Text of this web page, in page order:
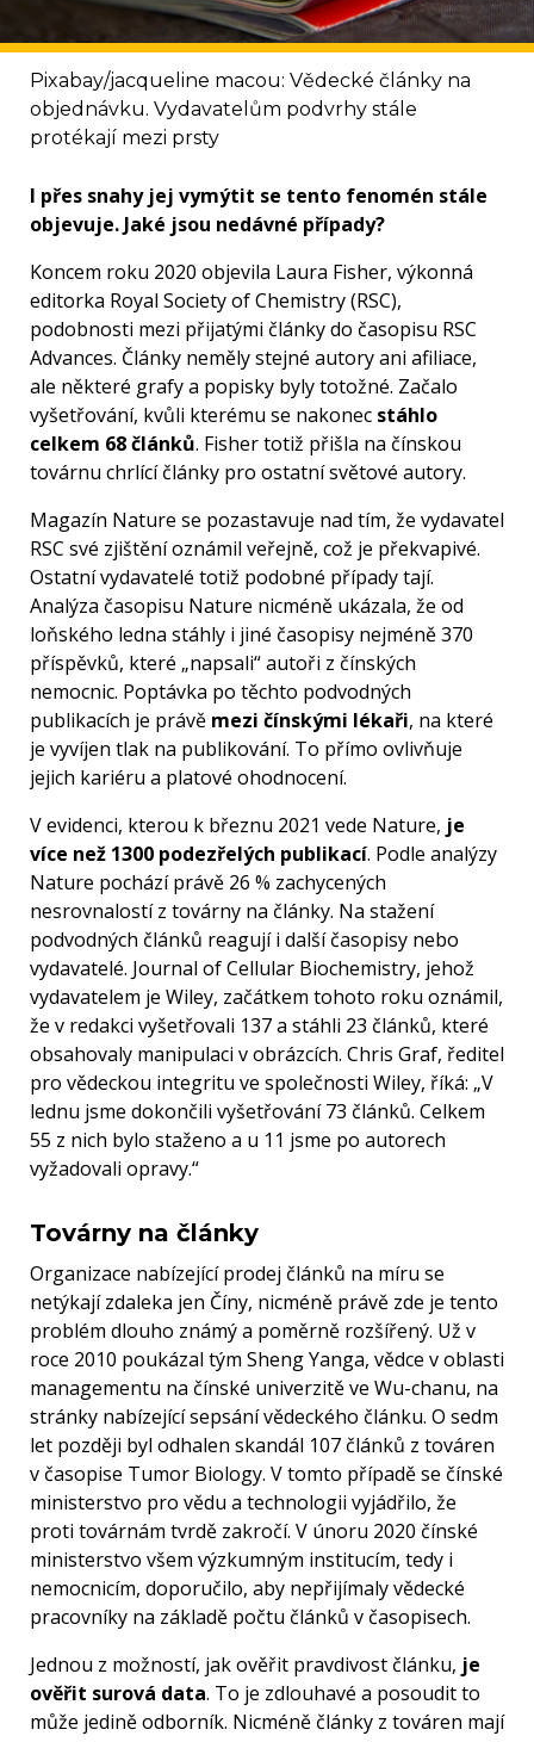
Pixabay/jacqueline macou: Vědecké články na
objednávku. Vydavatelům podvrhy stále
protékají mezi prsty
I přes snahy jej vymýtit se tento fenomén stále
objevuje. Jaké jsou nedávné případy?
Koncem roku 2020 objevila Laura Fisher, výkonná
editorka Royal Society of Chemistry (RSC),
podobnosti mezi přijatými články do časopisu RSC
Advances. Články neměly stejné autory ani afiliace,
ale některé grafy a popisky byly totožné. Začalo
vyšetřování, kvůli kterému se nakonec stáhlo
celkem 68 článků. Fisher totiž přišla na čínskou
továrnu chrlící články pro ostatní světové autory.
Magazín Nature se pozastavuje nad tím, že vydavatel
RSC své zjištění oznámil veřejně, což je překvapivé.
Ostatní vydavatelé totiž podobné případy tají.
Analýza časopisu Nature nicméně ukázala, že od
loňského ledna stáhly i jiné časopisy nejméně 370
příspěvků, které „napsali“ autoři z čínských
nemocnic. Poptávka po těchto podvodných
publikacích je právě mezi čínskými lékaři, na které
je vyvíjen tlak na publikování. To přímo ovlivňuje
jejich kariéru a platové ohodnocení.
V evidenci, kterou k březnu 2021 vede Nature, je
více než 1300 podezřelých publikací. Podle analýzy
Nature pochází právě 26 % zachycených
nesrovnalostí z továrny na články. Na stažení
podvodných článků reagují i další časopisy nebo
vydavatelé. Journal of Cellular Biochemistry, jehož
vydavatelem je Wiley, začátkem tohoto roku oznámil,
že v redakci vyšetřovali 137 a stáhli 23 článků, které
obsahovaly manipulaci v obrázcích. Chris Graf, ředitel
pro vědeckou integritu ve společnosti Wiley, říká: „V
lednu jsme dokončili vyšetřování 73 článků. Celkem
55 z nich bylo staženo a u 11 jsme po autorech
vyžadovali opravy.“
Továrny na články
Organizace nabízející prodej článků na míru se
netýkají zdaleka jen Číny, nicméně právě zde je tento
problém dlouho známý a poměrně rozšířený. Už v
roce 2010 poukázal tým Sheng Yanga, vědce v oblasti
managementu na čínské univerzitě ve Wu-chanu, na
stránky nabízející sepsání vědeckého článku. O sedm
let později byl odhalen skandál 107 článků z továren
v časopise Tumor Biology. V tomto případě se čínské
ministerstvo pro vědu a technologii vyjádřilo, že
proti továrnám tvrdě zakročí. V únoru 2020 čínské
ministerstvo všem výzkumným institucím, tedy i
nemocnicím, doporučilo, aby nepřijímaly vědecké
pracovníky na základě počtu článků v časopisech.
Jednou z možností, jak ověřit pravdivost článku, je
ověřit surová data. To je zdlouhavé a posoudit to
může jedině odborník. Nicméně články z továren mají